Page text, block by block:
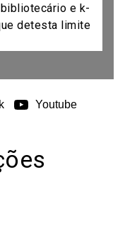
e k-
detesta limite
Youtube